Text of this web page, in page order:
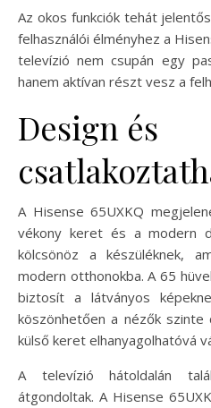
Az okos funkciók tehát
felhasználói élményhez a
televízió nem csupán egy
hanem aktívan részt vesz a
Design és
A Hisense 65UXKQ
vékony keret és a modern
kölcsönöz a készüléknek,
modern otthonokba. A 65
biztosít a látványos
köszönhetően a nézők szinte
külső keret elhanyagolhatóvá
A televízió hátoldalán
átgondoltak. A Hisense